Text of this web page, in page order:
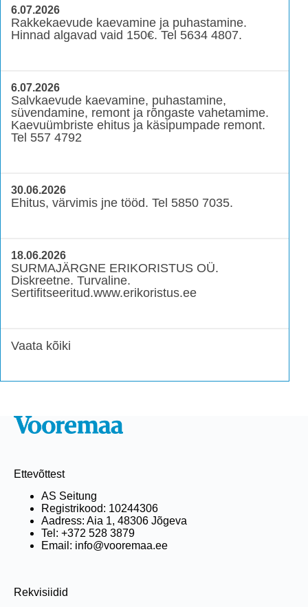
6.07.2026
Rakkekaevude kaevamine ja puhastamine.
Hinnad algavad vaid 150€. Tel 5634 4807.
6.07.2026
Salvkaevude kaevamine, puhastamine,
süvendamine, remont ja rõngaste vahetamime.
Kaevuümbriste ehitus ja käsipumpade remont.
Tel 557 4792
30.06.2026
Ehitus, värvimis jne tööd. Tel 5850 7035.
18.06.2026
SURMAJÄRGNE ERIKORISTUS OÜ.
Diskreetne. Turvaline.
Sertifitseeritud.www.erikoristus.ee
Vaata kõiki
Ettevõttest
AS Seitung
Registrikood: 10244306
Aadress: Aia 1, 48306 Jõgeva
Tel: +372 528 3879
Email: info@vooremaa.ee
Rekvisiidid